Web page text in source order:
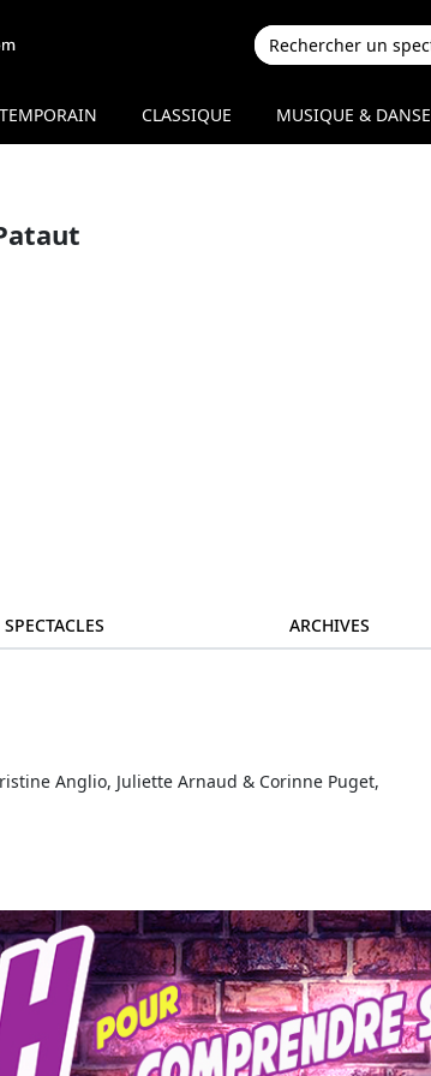
CLASSIQUE MUSIQUE & DANSE
SPECTACLES ARCHIVES
Anglio, Juliette Arnaud & Corinne Puget,